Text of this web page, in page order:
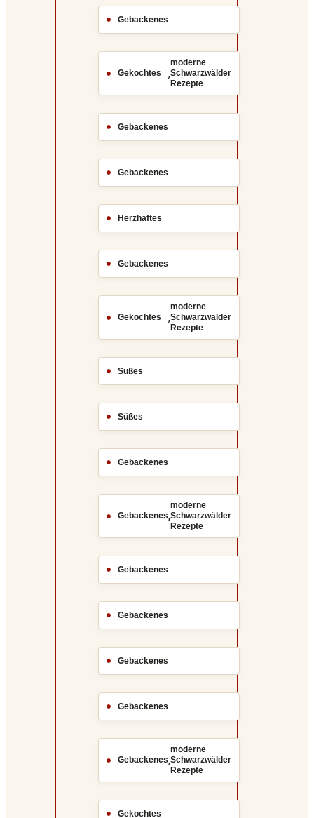
Gebackenes
Gekochtes ,
moderne
Schwarzwälder
Rezepte
Gebackenes
Gebackenes
Herzhaftes
Gebackenes
Gekochtes ,
moderne
Schwarzwälder
Rezepte
Süßes
Süßes
Gebackenes
Gebackenes,
moderne
Schwarzwälder
Rezepte
Gebackenes
Gebackenes
Gebackenes
Gebackenes
Gebackenes,
moderne
Schwarzwälder
Rezepte
Gekochtes